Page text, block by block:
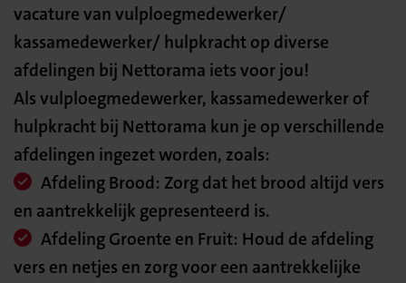
vacature van vulploegmedewerker/
kassamedewerker/ hulpkracht op diverse
afdelingen bij Nettorama iets voor jou!
Als vulploegmedewerker, kassamedewerker of
hulpkracht bij Nettorama kun je op verschillende
afdelingen ingezet worden, zoals:
Afdeling Brood: Zorg dat het brood altijd vers
en aantrekkelijk gepresenteerd is.
Afdeling Groente en Fruit: Houd de afdeling
vers en netjes en zorg voor een aantrekkelijke